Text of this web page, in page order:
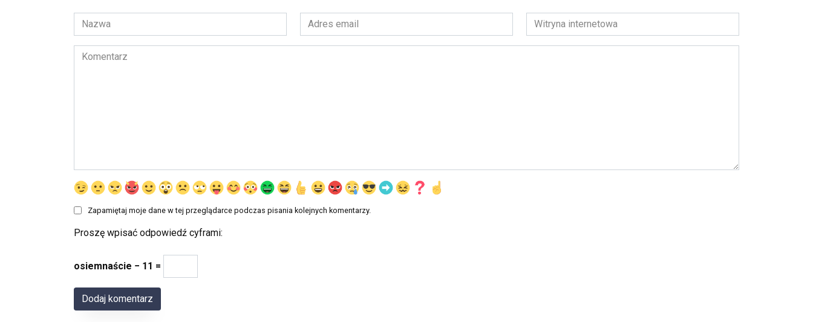
Nazwa
*
Adres
email
*
Witryna
internetowa
Komentarz
Zapamiętaj moje dane w tej przeglądarce podczas pisania kolejnych komentarzy.
Proszę wpisać odpowiedź cyframi:
osiemnaście − 11 =